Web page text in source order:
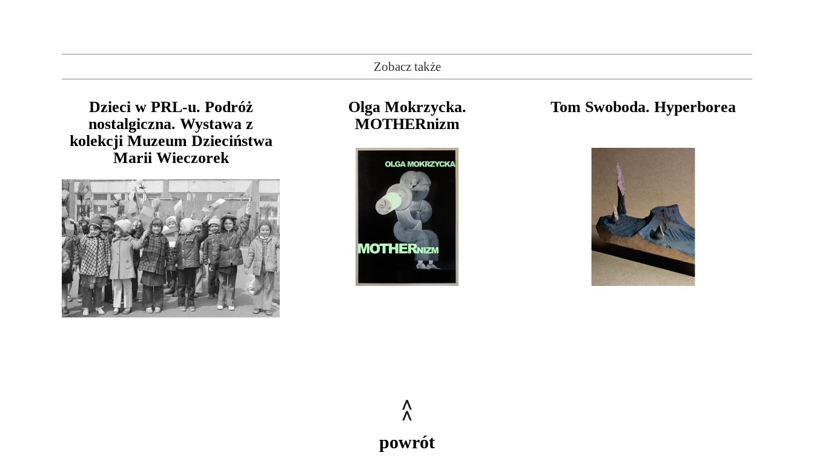
Zobacz także
Dzieci w PRL-u. Podróż
nostalgiczna. Wystawa z
kolekcji Muzeum Dzieciństwa
Marii Wieczorek
Olga Mokrzycka.
MOTHERnizm
Tom Swoboda. Hyperborea
powrót